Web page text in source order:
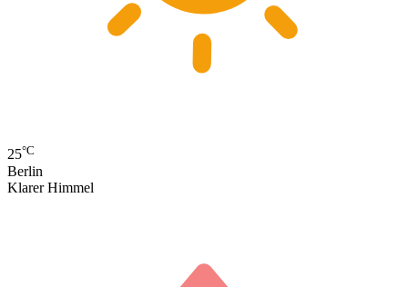
25°C
Berlin
Klarer Himmel